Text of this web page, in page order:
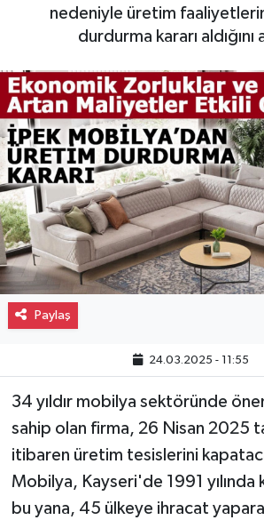
nedeniyle üretim
durdurma kararı aldığını
Paylaş
24.03.2025 - 11:55
34 yıldır mobilya sektöründe
sahip olan firma, 26 Nisan 2025
itibaren üretim tesislerini
Mobilya, Kayseri'de 1991 yılında
bu yana, 45 ülkeye ihracat
Otovitrin
Asayiş
Magazin
Gayrimenkul
Spor
Eğitim
Haber Arşivi